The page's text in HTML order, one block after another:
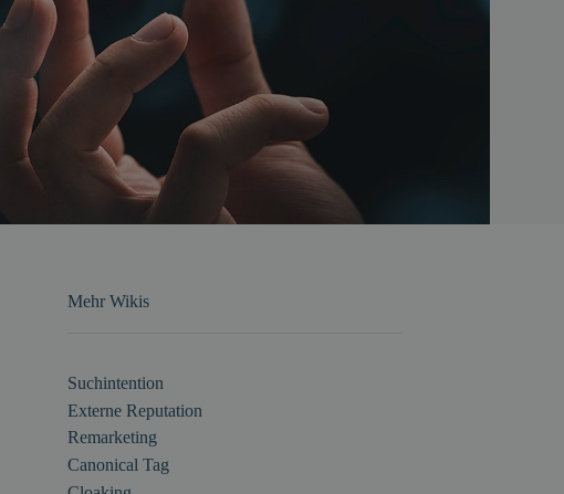
Mehr Wikis
Suchintention
Externe Reputation
Remarketing
Canonical Tag